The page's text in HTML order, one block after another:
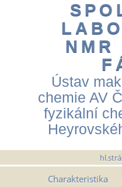
NMR
Ústav
chemie AV
fyzikální
Charakteristika